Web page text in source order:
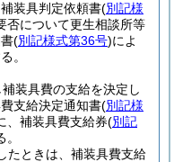
装具判定依頼書(別記様
否について更生相談所等
(別記様式第36号)によ
。
装具費の支給を決定し
支給決定通知書(別記様
、補装具費支給券(別記
たときは、補装具費支給